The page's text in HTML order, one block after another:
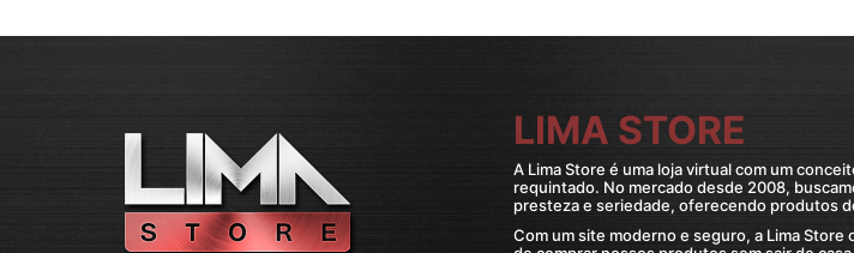
Nossa missão sempre foi oferecer itens que não apenas
admirados por aqueles que valorizam o detalhe e a qualidade.
Composição do Kit Pulseira Masculina
Cada Kit Pulseira Masculina da Loja Lima Store é
LIMA STORE
A Lima Store é uma loja virtual com um
requintado. No mercado desde 2008,
presteza e seriedade, oferecendo produtos